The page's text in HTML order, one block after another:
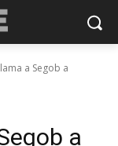
a Segob a
a